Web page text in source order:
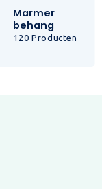
Marmer
behang
120 Producten